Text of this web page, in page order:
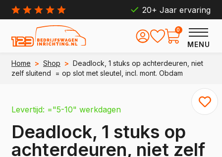
20+ Jaar ervaring
MENU
0
Home > Shop > Deadlock, 1 stuks op achterdeuren, niet
zelf sluitend = op slot met sleutel, incl. mont. Obdam
Levertijd: ="5-10" werkdagen
Deadlock, 1 stuks op
achterdeuren, niet zelf